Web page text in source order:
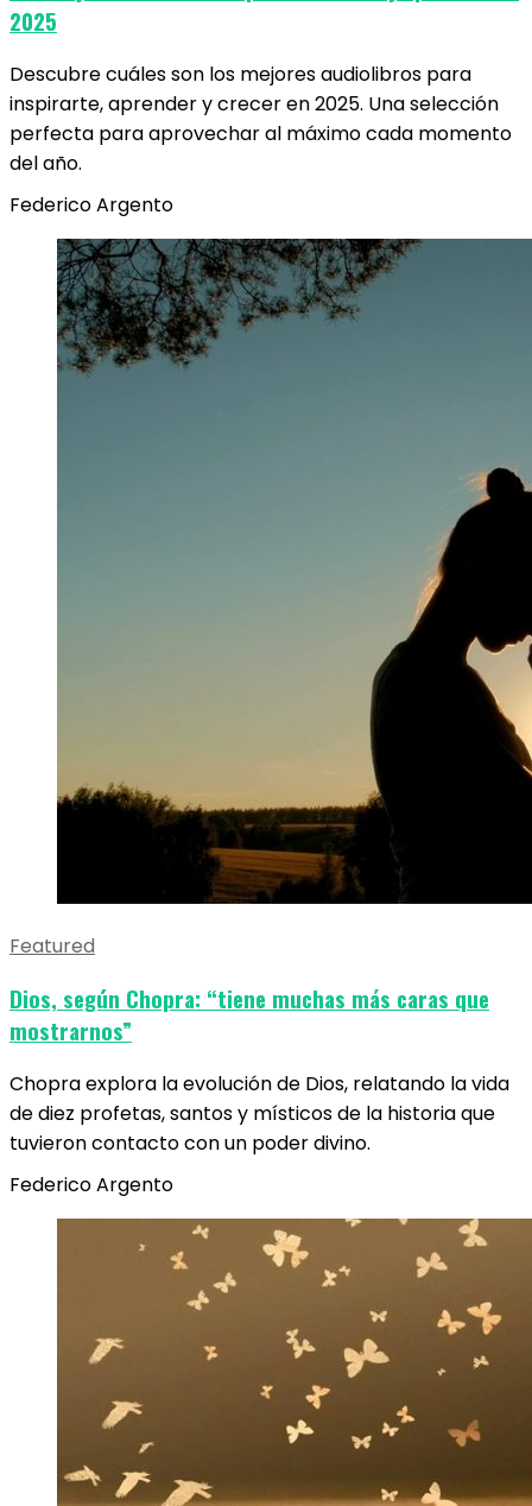
2025
Descubre cuáles son los mejores audiolibros para
inspirarte, aprender y crecer en 2025. Una selección
perfecta para aprovechar al máximo cada momento
del año.
Federico Argento
Featured
Dios, según Chopra: “tiene muchas más caras que
mostrarnos”
Chopra explora la evolución de Dios, relatando la vida
de diez profetas, santos y místicos de la historia que
tuvieron contacto con un poder divino.
Federico Argento